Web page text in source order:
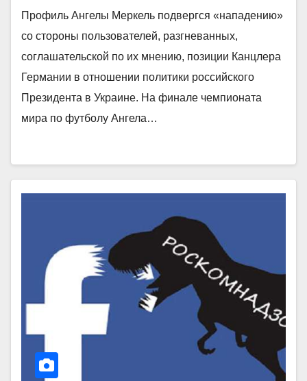
Профиль Ангелы Меркель подвергся «нападению»
со стороны пользователей, разгневанных,
соглашательской по их мнению, позиции Канцлера
Германии в отношении политики российского
Президента в Украине. На финале чемпионата
мира по футболу Ангела…